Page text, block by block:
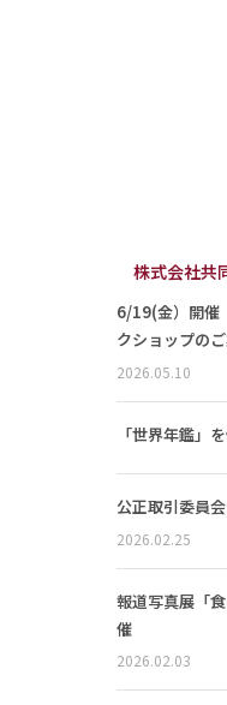
株式会社共
6/19(金）開催
クショップの
2026.05.10
「世界年鑑」
公正取引委員
2026.02.25
報道写真展「
催
2026.02.03